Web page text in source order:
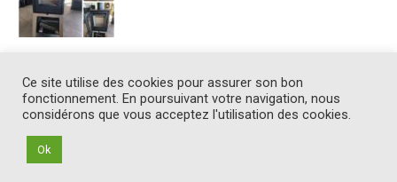
Ce site utilise des cookies pour assurer son bon
fonctionnement. En poursuivant votre navigation, nous
considérons que vous acceptez l'utilisation des cookies.
Ok